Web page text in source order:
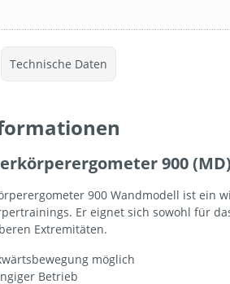
Technische Daten
900
900 Wandmodell ist ein
Er eignet sich sowohl für
Extremitäten.
möglich
Betrieb